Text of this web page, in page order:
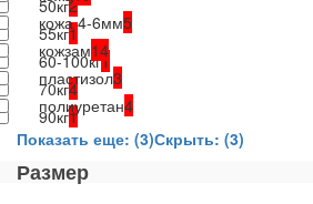
50кг2
55кг1
60-100кг1
70кг4
90кг1
кожа 4-6мм5
кожзам14
пластизол3
полиуретан4
Показать еще: (3)Скрыть: (3)
Размер